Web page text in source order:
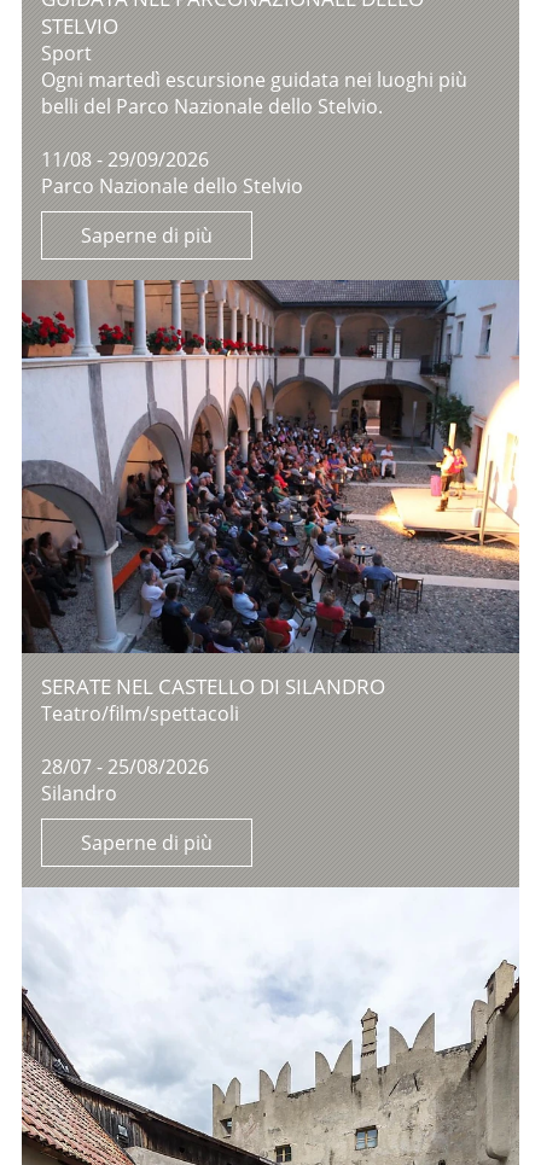
STELVIO
Sport
Ogni martedì escursione guidata nei luoghi più
belli del Parco Nazionale dello Stelvio.
11/08 - 29/09/2026
Parco Nazionale dello Stelvio
Saperne di più
SERATE NEL CASTELLO DI SILANDRO
Teatro/film/spettacoli
28/07 - 25/08/2026
Silandro
Saperne di più